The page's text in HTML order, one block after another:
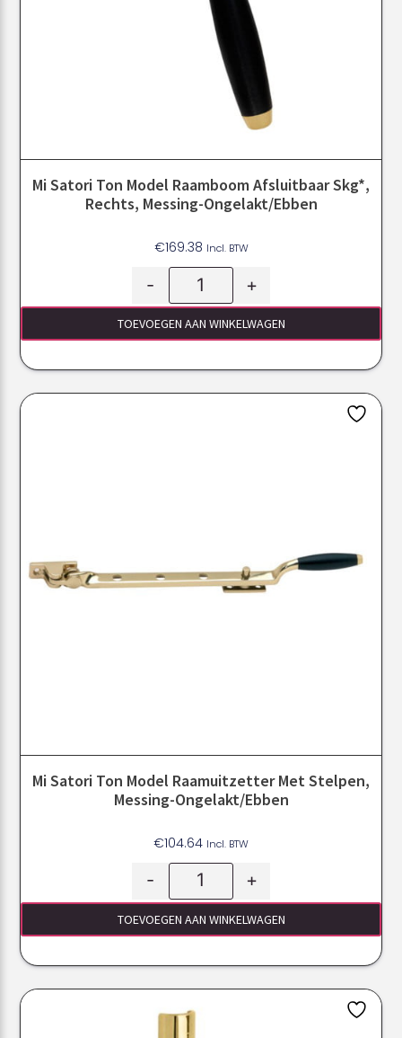
Mi Satori Ton Model Raamboom Afsluitbaar Skg*,
Rechts, Messing-Ongelakt/Ebben
€169.38 Incl. BTW
- +
TOEVOEGEN AAN WINKELWAGEN
Mi Satori Ton Model Raamuitzetter Met Stelpen,
Messing-Ongelakt/Ebben
€104.64 Incl. BTW
- +
TOEVOEGEN AAN WINKELWAGEN